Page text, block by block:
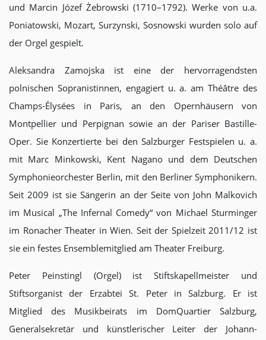
und Marcin Józef Żebrowski (1710–1792). Werke von u.a.
Poniatowski, Mozart, Surzynski, Sosnowski wurden solo auf
der Orgel gespielt.
Aleksandra Zamojska ist eine der hervorragendsten
polnischen Sopranistinnen, engagiert u. a. am Théâtre des
Champs-Élysées in Paris, an den Opernhäusern von
Montpellier und Perpignan sowie an der Pariser Bastille-
Oper. Sie Konzertierte bei den Salzburger Festspielen u. a.
mit Marc Minkowski, Kent Nagano und dem Deutschen
Symphonieorchester Berlin, mit den Berliner Symphonikern.
Seit 2009 ist sie Sängerin an der Seite von John Malkovich
im Musical „The Infernal Comedy“ von Michael Sturminger
im Ronacher Theater in Wien. Seit der Spielzeit 2011/12 ist
sie ein festes Ensemblemitglied am Theater Freiburg.
Peter Peinstingl (Orgel) ist Stiftskapellmeister und
Stiftsorganist der Erzabtei St. Peter in Salzburg. Er ist
Mitglied des Musikbeirats im DomQuartier Salzburg,
Generalsekretär und künstlerischer Leiter der Johann-